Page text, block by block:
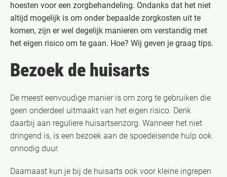
hoesten voor een zorgbehandeling. Ondanks dat het niet
altijd mogelijk is om onder bepaalde zorgkosten uit te
komen, zijn er wel degelijk manieren om verstandig met
het eigen risico om te gaan. Hoe? Wij geven je graag tips.
Bezoek de huisarts
De meest eenvoudige manier is om zorg te gebruiken die
geen onderdeel uitmaakt van het eigen risico. Denk
daarbij aan reguliere huisartsenzorg. Wanneer het niet
dringend is, is een bezoek aan de spoedeisende hulp ook
onnodig duur.
Daarnaast kun je bij de huisarts ook voor kleine ingrepen